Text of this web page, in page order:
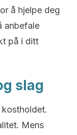
å hjelpe deg
anbefale
på i ditt
slag
Mens